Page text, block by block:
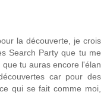
la découverte, je crois
Search Party que tu me
tu auras encore l'élan
car pour des
qui se fait comme moi,